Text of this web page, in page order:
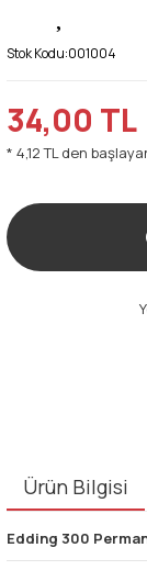
Stok Kodu:001004
34,00 TL
* 4,12 TL den
Ürün Bilgisi
Edding 300